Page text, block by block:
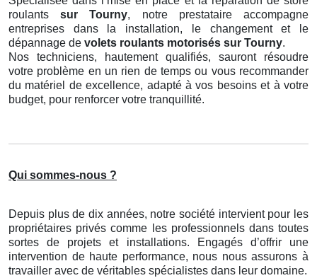
roulantssur Tourny, notre prestataire accompagne
entreprises dans la installation, le changement et le
dépannage de volets roulants motorisés sur Tourny.
Nos techniciens, hautement qualifiés, sauront résoudre
votre problème en un rien de temps ou vous recommander
du matériel de excellence, adapté à vos besoins et à votre
budget, pour renforcer votre tranquillité.
Qui sommes-nous ?
Depuis plus de dix années, notre société intervient pour les
propriétaires privés comme les professionnels dans toutes
sortes de projets et installations. Engagés d’offrir une
intervention de haute performance, nous nous assurons à
travailler avec de véritables spécialistes dans leur domaine.